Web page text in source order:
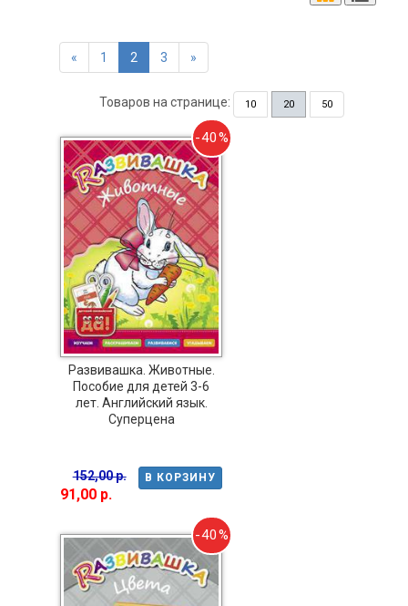
« 1 2 3 »
Товаров на странице: 10 20 50
-40%
Развивашка. Животные.
Пособие для детей 3-6
лет. Английский язык.
Суперцена
В КОРЗИНУ
152,00 р.
91,00 р.
-40%